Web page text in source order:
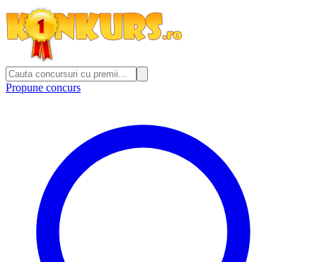
Propune concurs